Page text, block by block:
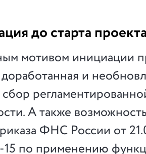
до старта
мотивом инициации
и
А также
ФНС России от
по применению